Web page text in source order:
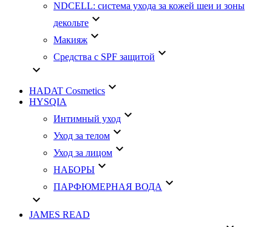
NDCELL: система ухода за кожей шеи и зоны
декольте keyboard_arrow_down
Макияж keyboard_arrow_down
Средства с SPF защитой keyboard_arrow_down
keyboard_arrow_down
HADAT Cosmetics keyboard_arrow_down
HYSQIA
Интимный уход keyboard_arrow_down
Уход за телом keyboard_arrow_down
Уход за лицом keyboard_arrow_down
НАБОРЫ keyboard_arrow_down
ПАРФЮМЕРНАЯ ВОДА keyboard_arrow_down
keyboard_arrow_down
JAMES READ